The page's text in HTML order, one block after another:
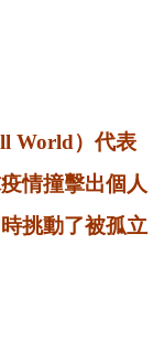
World）代表
情撞擊出個人
挑動了被孤立